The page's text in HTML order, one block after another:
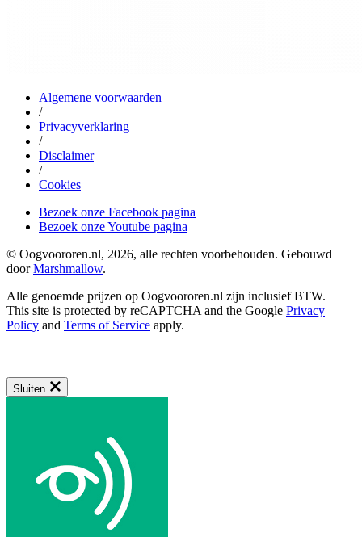
Algemene voorwaarden
/
Privacyverklaring
/
Disclaimer
/
Cookies
Bezoek onze Facebook pagina
Bezoek onze Youtube pagina
© Oogvoororen.nl, 2026, alle rechten voorbehouden. Gebouwd
doorMarshmallow.
Alle genoemde prijzen op Oogvoororen.nl zijn inclusief BTW.
This site is protected by reCAPTCHA and the Google Privacy
Policy and Terms of Service apply.
Sluiten